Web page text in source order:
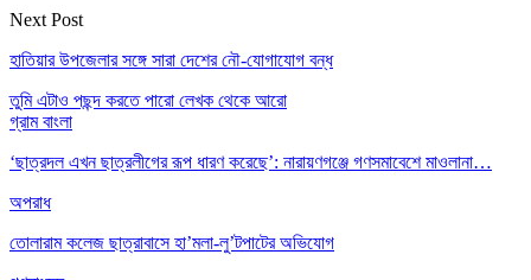
Next Post
হাতিয়ার উপজেলার সঙ্গে সারা দেশের নৌ-যোগাযোগ বন্ধ
তুমি এটাও পছন্দ করতে পারো লেখক থেকে আরো
গ্রাম বাংলা
‘ছাত্রদল এখন ছাত্রলীগের রূপ ধারণ করেছে’: নারায়ণগঞ্জে গণসমাবেশে মাওলানা…
অপরাধ
তোলারাম কলেজ ছাত্রাবাসে হা’মলা-লু’টপাটের অভিযোগ